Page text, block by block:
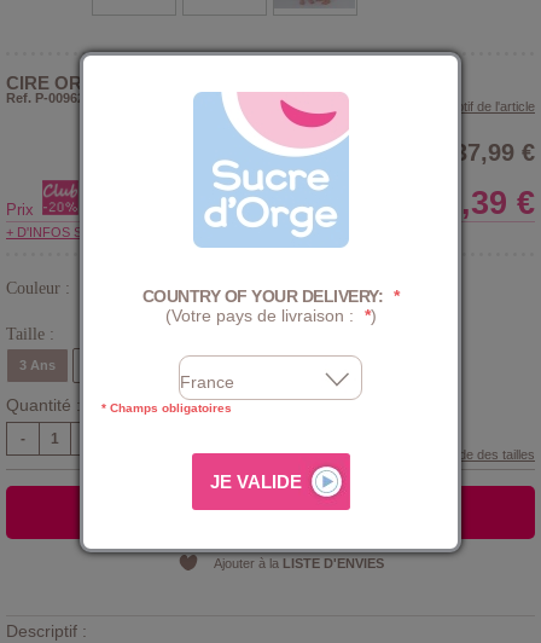
CIRE ORLANDO ENFANT
Ref. P-009623
> Voir le descriptif de l'article
37,99 €
Prix 30,39 €
+ D'INFOS SUR LE CLUB
Couleur :
Taille :
3 Ans 5 Ans 8 Ans
Quantité :
-
Guide des tailles
AJOUTER AU PANIER
Ajouter à la LISTE D'ENVIES
Descriptif :
COUNTRY OF YOUR DELIVERY: *
(Votre pays de livraison :
*)
* Champs obligatoires